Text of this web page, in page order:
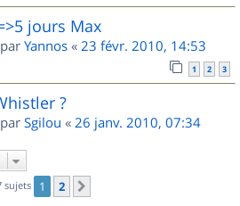
jours Max
Yannos « 23 févr. 2010, 14:53
1 2 3
?
Sgilou « 26 janv. 2010, 07:34
sujets 1 2